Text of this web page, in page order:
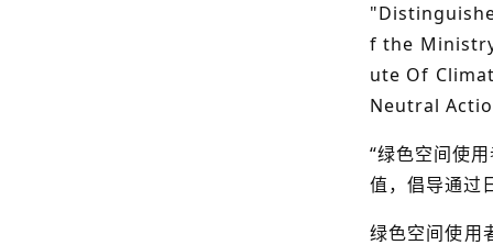
f the
ute Of
Neutral
“绿色空间使
值，倡导通过
绿色空间使用